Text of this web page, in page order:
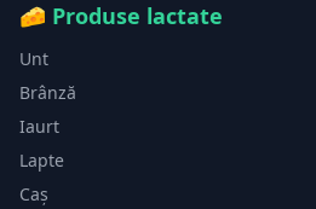
🧀 Produse lactate
Unt
Brânză
Iaurt
Lapte
Caș